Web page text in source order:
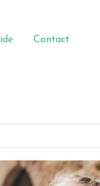
Contact